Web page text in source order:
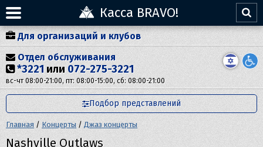
Касса BRAVO!
Для организаций и клубов
Отдел обслуживания
*3221 или 072-275-3221
вс-чт 08:00-21:00, пт: 08:00-15:00, сб: 08:00-21:00
Подбор представлений
Главная / Концерты / Джаз концерты
Nashville Outlaws